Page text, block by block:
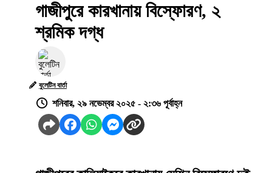
গাজীপুরে কারখানায় বিস্ফোরণ, ২
শ্রমিক দগ্ধ
বুলেটিন বার্তা
শনিবার, ২৯ নভেম্বর ২০২৫ - ২:৩৬ পূর্বাহ্ন